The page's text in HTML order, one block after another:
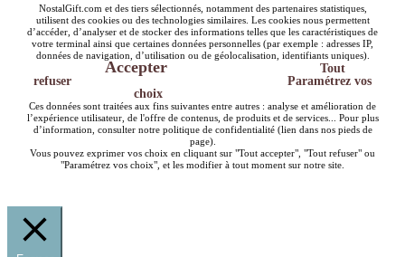
NostalGift.com et des tiers sélectionnés, notamment des partenaires statistiques,
utilisent des cookies ou des technologies similaires. Les cookies nous permettent
d’accéder, d’analyser et de stocker des informations telles que les caractéristiques de
votre terminal ainsi que certaines données personnelles (par exemple : adresses IP,
données de navigation, d’utilisation ou de géolocalisation, identifiants uniques).
Accepter
Tout
refuser
Paramétrez vos
choix
Ces données sont traitées aux fins suivantes entre autres : analyse et amélioration de
l’expérience utilisateur, de l'offre de contenus, de produits et de services... Pour plus
d’information, consulter notre politique de confidentialité (lien dans nos pieds de
page).
Vous pouvez exprimer vos choix en cliquant sur "Tout accepter", "Tout refuser" ou
"Paramétrez vos choix", et les modifier à tout moment sur notre site.